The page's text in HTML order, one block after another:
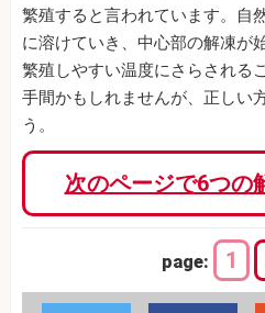
繁殖すると言われています。自
に溶けていき、中心部の解凍が
繁殖しやすい温度にさらされる
手間かもしれませんが、正しい
う。
次のページで6つの
page: 1